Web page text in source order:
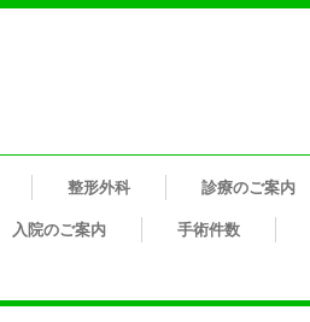
整形外科 診療のご案内
入院のご案内 手術件数